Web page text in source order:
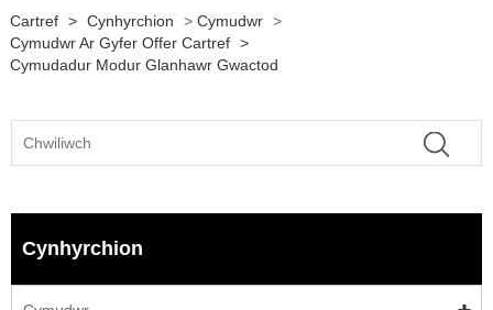
Cartref > Cynhyrchion > Cymudwr >
Cymudwr Ar Gyfer Offer Cartref >
Cymudadur Modur Glanhawr Gwactod
Cynhyrchion